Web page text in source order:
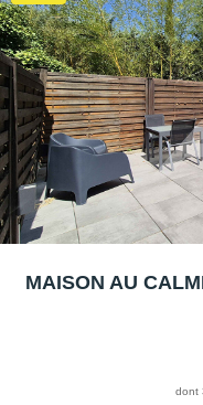
MAISON AU
dont